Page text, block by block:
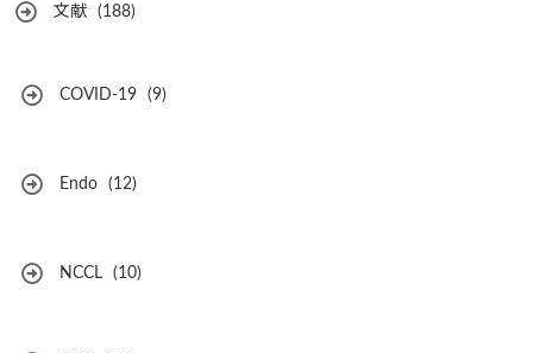
文献 (188)
COVID-19 (9)
Endo (12)
NCCL (10)